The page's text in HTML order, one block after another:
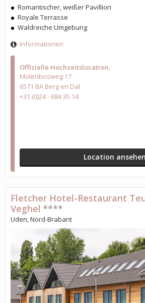
Offizielle Hochzeitslocation
Molenbosweg 17
6571 BA Berg en Dal
+31 (0)24 - 684 35 14
Location ansehen
Romantischer, weißer Pavillion
Royale Terrasse
Waldreiche Umgebung
Informationen
Fletcher Hotel-Restaurant
Veghel ****
Uden, Nord-Brabant